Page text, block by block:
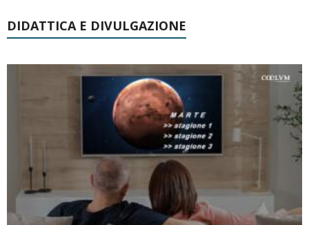
DIDATTICA E DIVULGAZIONE